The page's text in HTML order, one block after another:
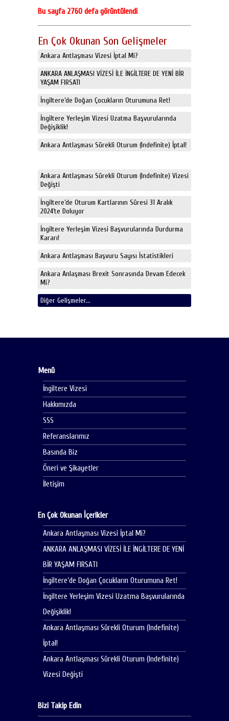
Bu sayfa 2760 defa görüntülendi
En Çok Okunan Son Gelişmeler
Ankara Antlaşması Vizesi İptal Mi?
ANKARA ANLAŞMASI VİZESİ İLE İNGİLTERE DE YENİ BİR
YAŞAM FIRSATI
İngiltere’de Doğan Çocukların Oturumuna Ret!
İngiltere Yerleşim Vizesi Uzatma Başvurularında
Değişiklik!
Ankara Antlaşması Sürekli Oturum (Indefinite) İptal!
Ankara Antlaşması Sürekli Oturum (Indefinite) Vizesi
Değişti
İngiltere’de Oturum Kartlarının Süresi 31 Aralık
2024’te Doluyor
İngiltere Yerleşim Vizesi Başvurularında Durdurma
Kararı!
Ankara Antlaşması Başvuru Sayısı İstatistikleri
Ankara Anlaşması Brexit Sonrasında Devam Edecek
Mi?
Diğer Gelişmeler...
Menü
İngiltere Vizesi
Hakkımızda
SSS
Referanslarımız
Basında Biz
Öneri ve Şikayetler
İletişim
En Çok Okunan İçerikler
Ankara Antlaşması Vizesi İptal Mi?
ANKARA ANLAŞMASI VİZESİ İLE İNGİLTERE DE YENİ
BİR YAŞAM FIRSATI
İngiltere’de Doğan Çocukların Oturumuna Ret!
İngiltere Yerleşim Vizesi Uzatma Başvurularında
Değişiklik!
Ankara Antlaşması Sürekli Oturum (Indefinite)
İptal!
Ankara Antlaşması Sürekli Oturum (Indefinite)
Vizesi Değişti
Bizi Takip Edin